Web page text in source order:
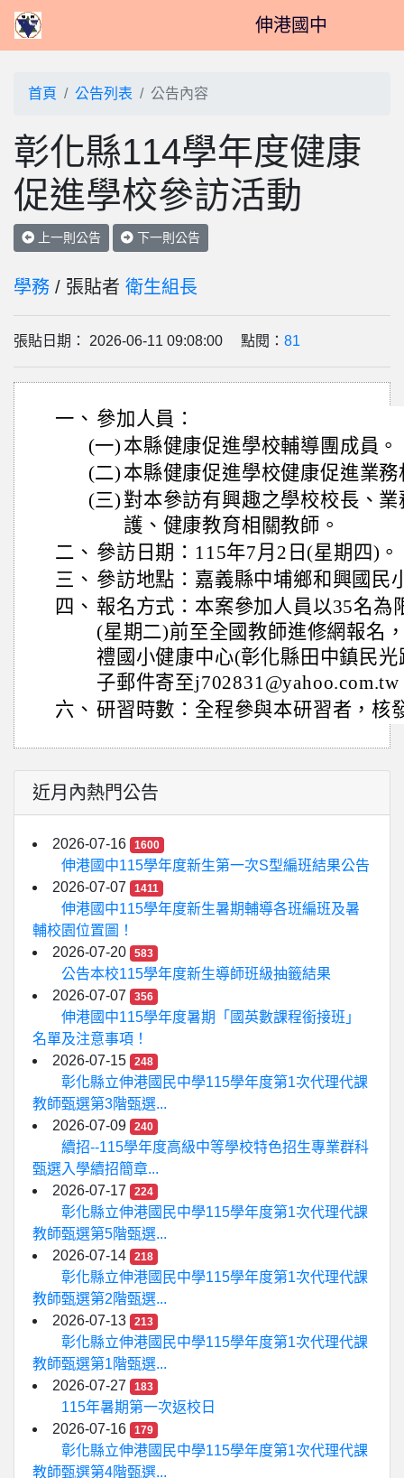
伸港國中
首頁 公告列表 公告內容
彰化縣114學年度健康
促進學校參訪活動
上一則公告 下一則公告
學務 / 張貼者 衛生組長
張貼日期： 2026-06-11 09:08:00 點閱： 81
一、 參加人員：
(一) 本縣健康促進學校輔導團成員。
(二) 本縣健康促進學校健康促進業
(三) 對本參訪有興趣之學校校長、
護、健康教育相關教師。
二、 參訪日期：115年7月2日(星期四)。
三、 參訪地點：嘉義縣中埔鄉和興國民
四、 報名方式：本案參加人員以35名為
(星期二)前至全國教師進修網報名
禮國小健康中心(彰化縣田中鎮民
子郵件寄至j702831@yahoo.com.tw
六、 研習時數：全程參與本研習者，核
近月內熱門公告
2026-07-16 1600
伸港國中115學年度新生第一次S型編班結果公告
2026-07-07
1411
伸港國中115學年度新生暑期輔導各班編班及暑
輔校園位置圖！
2026-07-20
583
公告本校115學年度新生導師班級抽籤結果
2026-07-07
356
伸港國中115學年度暑期「國英數課程銜接班」
名單及注意事項！
2026-07-15
248
彰化縣立伸港國民中學115學年度第1次代理代課
教師甄選第3階甄選...
2026-07-09
240
續招--115學年度高級中等學校特色招生專業群科
甄選入學續招簡章...
2026-07-17
224
彰化縣立伸港國民中學115學年度第1次代理代課
教師甄選第5階甄選...
2026-07-14
218
彰化縣立伸港國民中學115學年度第1次代理代課
教師甄選第2階甄選...
2026-07-13
213
彰化縣立伸港國民中學115學年度第1次代理代課
教師甄選第1階甄選...
2026-07-27
183
115年暑期第一次返校日
2026-07-16
179
彰化縣立伸港國民中學115學年度第1次代理代課
教師甄選第4階甄選...